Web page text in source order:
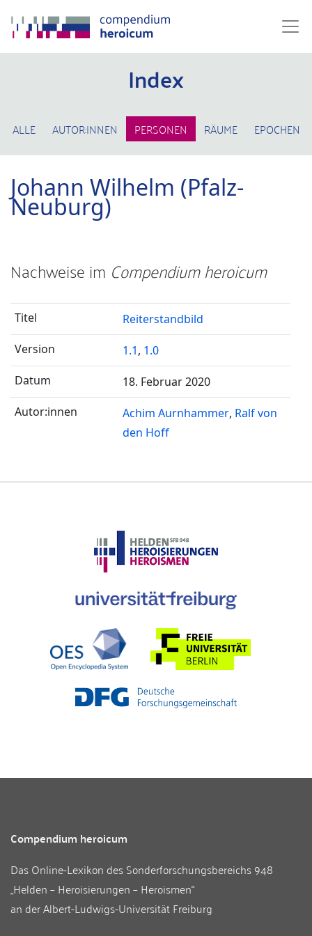
Index
ALLE AUTOR:INNEN PERSONEN RÄUME EPOCHEN
Johann Wilhelm (Pfalz-
Neuburg)
Nachweise im Compendium heroicum
Reiterstandbild
1.1, 1.0
18. Februar 2020
Achim Aurnhammer Ralf von
den Hoff
Compendium heroicum
Das Online-Lexikon desSonderforschungsbereichs 948
„Helden – Heroisierungen – Heroismen“
an derAlbert-Ludwigs-Universität Freiburg